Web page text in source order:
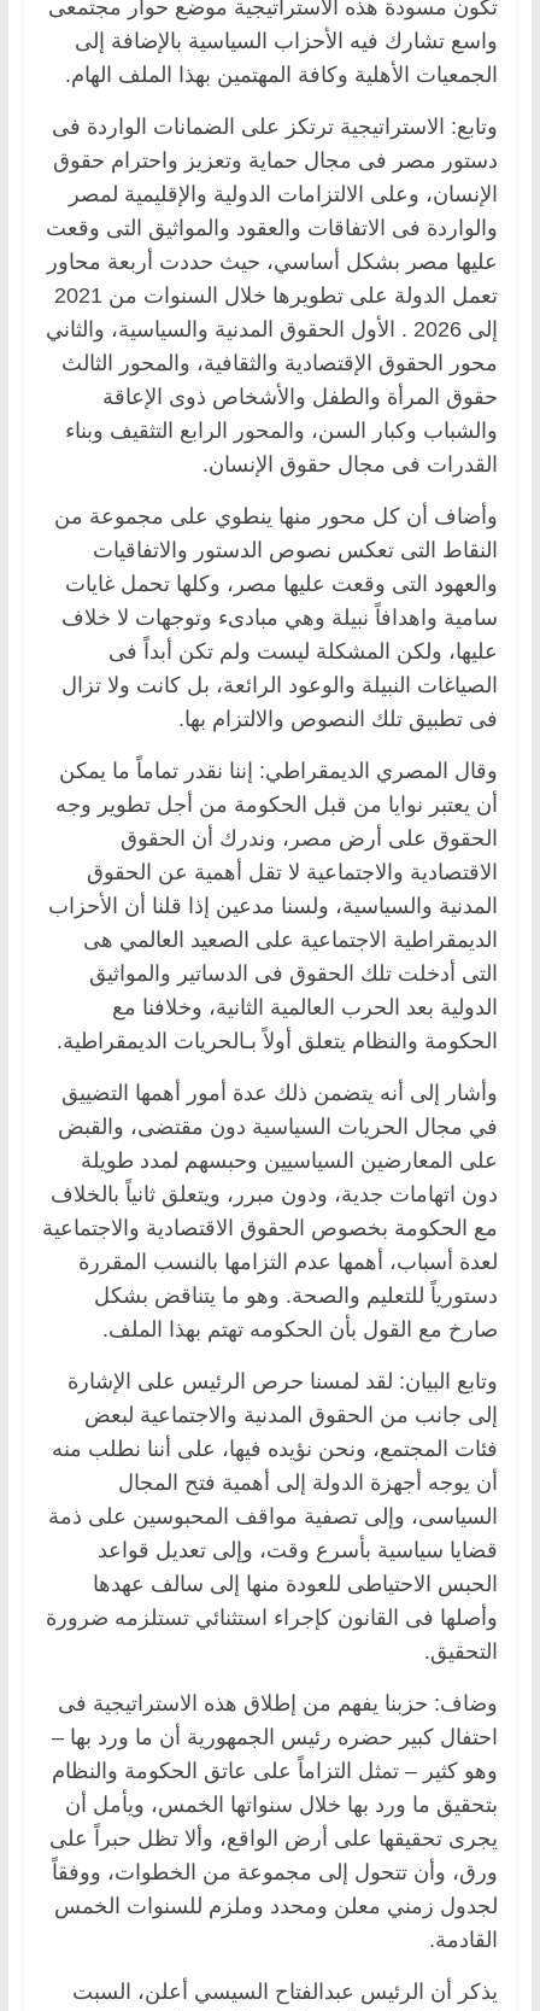
تكون مسودة هذه الاستراتيجية موضع حوار مجتمعى
واسع تشارك فيه الأحزاب السياسية بالإضافة إلى
الجمعيات الأهلية وكافة المهتمين بهذا الملف الهام.
وتابع: الاستراتيجية ترتكز على الضمانات الواردة فى
دستور مصر فى مجال حماية وتعزيز واحترام حقوق
الإنسان، وعلى الالتزامات الدولية والإقليمية لمصر
والواردة فى الاتفاقات والعقود والمواثيق التى وقعت
عليها مصر بشكل أساسي، حيث حددت أربعة محاور
تعمل الدولة على تطويرها خلال السنوات من 2021
إلى 2026 . الأول الحقوق المدنية والسياسية، والثاني
محور الحقوق الإقتصادية والثقافية، والمحور الثالث
حقوق المرأة والطفل والأشخاص ذوى الإعاقة
والشباب وكبار السن، والمحور الرابع التثقيف وبناء
القدرات فى مجال حقوق الإنسان.
وأضاف أن كل محور منها ينطوي على مجموعة من
النقاط التى تعكس نصوص الدستور والاتفاقيات
والعهود التى وقعت عليها مصر، وكلها تحمل غايات
سامية واهدافاً نبيلة وهي مبادىء وتوجهات لا خلاف
عليها، ولكن المشكلة ليست ولم تكن أبداً فى
الصياغات النبيلة والوعود الرائعة، بل كانت ولا تزال
فى تطبيق تلك النصوص والالتزام بها.
وقال المصري الديمقراطي: إننا نقدر تماماً ما يمكن
أن يعتبر نوايا من قبل الحكومة من أجل تطوير وجه
الحقوق على أرض مصر، وندرك أن الحقوق
الاقتصادية والاجتماعية لا تقل أهمية عن الحقوق
المدنية والسياسية، ولسنا مدعين إذا قلنا أن الأحزاب
الديمقراطية الاجتماعية على الصعيد العالمي هى
التى أدخلت تلك الحقوق فى الدساتير والمواثيق
الدولية بعد الحرب العالمية الثانية، وخلافنا مع
الحكومة والنظام يتعلق أولاً بـالحريات الديمقراطية.
وأشار إلى أنه يتضمن ذلك عدة أمور أهمها التضييق
في مجال الحريات السياسية دون مقتضى، والقبض
على المعارضين السياسيين وحبسهم لمدد طويلة
دون اتهامات جدية، ودون مبرر، ويتعلق ثانياً بالخلاف
مع الحكومة بخصوص الحقوق الاقتصادية والاجتماعية
لعدة أسباب، أهمها عدم التزامها بالنسب المقررة
دستورياً للتعليم والصحة. وهو ما يتناقض بشكل
صارخ مع القول بأن الحكومه تهتم بهذا الملف.
وتابع البيان: لقد لمسنا حرص الرئيس على الإشارة
إلى جانب من الحقوق المدنية والاجتماعية لبعض
فئات المجتمع، ونحن نؤيده فيها، على أننا نطلب منه
أن يوجه أجهزة الدولة إلى أهمية فتح المجال
السياسى، وإلى تصفية مواقف المحبوسين على ذمة
قضايا سياسية بأسرع وقت، وإلى تعديل قواعد
الحبس الاحتياطى للعودة منها إلى سالف عهدها
وأصلها فى القانون كإجراء استثنائي تستلزمه ضرورة
التحقيق.
وضاف: حزبنا يفهم من إطلاق هذه الاستراتيجية فى
احتفال كبير حضره رئيس الجمهورية أن ما ورد بها –
وهو كثير – تمثل التزاماً على عاتق الحكومة والنظام
بتحقيق ما ورد بها خلال سنواتها الخمس، ويأمل أن
يجرى تحقيقها على أرض الواقع، وألا تظل حبراً على
ورق، وأن تتحول إلى مجموعة من الخطوات، ووفقاً
لجدول زمني معلن ومحدد وملزم للسنوات الخمس
القادمة.
يذكر أن الرئيس عبدالفتاح السيسي أعلن، السبت